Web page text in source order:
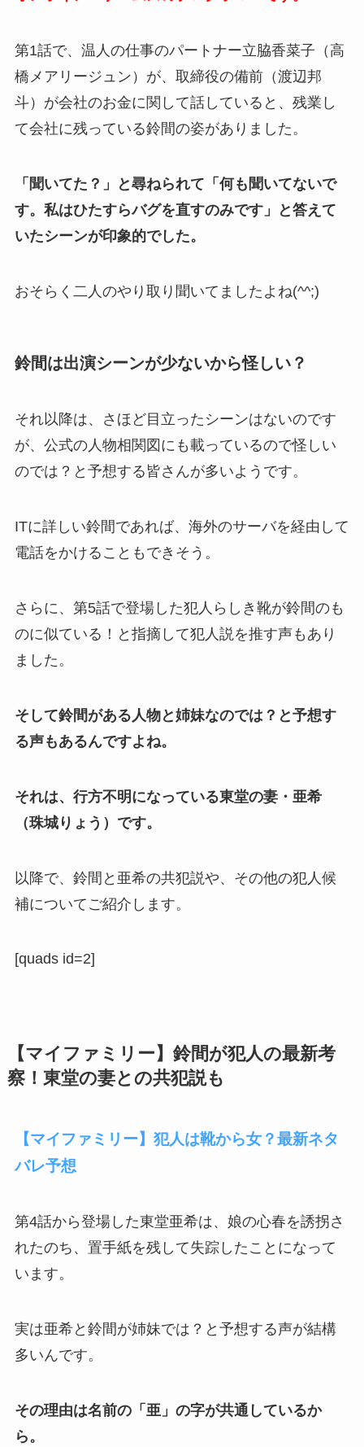
第1話で、温人の仕事のパートナー立脇香菜子（高
橋メアリージュン）が、取締役の備前（渡辺邦
斗）が会社のお金に関して話していると、残業し
て会社に残っている鈴間の姿がありました。
「聞いてた？」と尋ねられて「何も聞いてないで
す。私はひたすらバグを直すのみです」と答えて
いたシーンが印象的でした。
おそらく二人のやり取り聞いてましたよね(^^;)
鈴間は出演シーンが少ないから怪しい？
それ以降は、さほど目立ったシーンはないのです
が、公式の人物相関図にも載っているので怪しい
のでは？と予想する皆さんが多いようです。
ITに詳しい鈴間であれば、海外のサーバを経由して
電話をかけることもできそう。
さらに、第5話で登場した犯人らしき靴が鈴間のも
のに似ている！と指摘して犯人説を推す声もあり
ました。
そして鈴間がある人物と姉妹なのでは？と予想す
る声もあるんですよね。
それは、行方不明になっている東堂の妻・亜希
（珠城りょう）です。
以降で、鈴間と亜希の共犯説や、その他の犯人候
補についてご紹介します。
[quads id=2]
【マイファミリー】鈴間が犯人の最新考
察！東堂の妻との共犯説も
【マイファミリー】犯人は靴から女？最新ネタ
バレ予想
第4話から登場した東堂亜希は、娘の心春を誘拐さ
れたのち、置手紙を残して失踪したことになって
います。
実は亜希と鈴間が姉妹では？と予想する声が結構
多いんです。
その理由は名前の「亜」の字が共通しているか
ら。